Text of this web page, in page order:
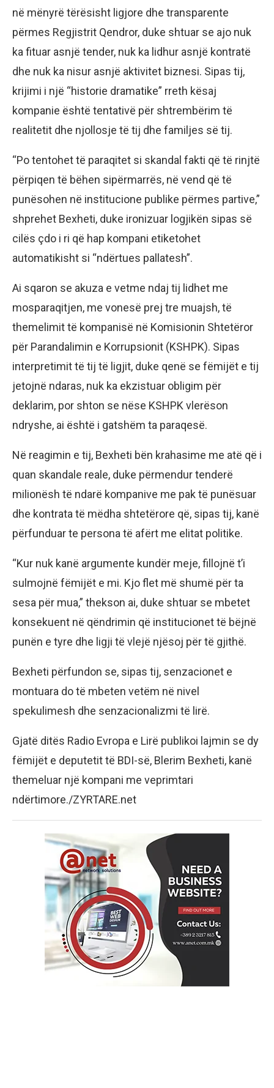
në mënyrë tërësisht ligjore dhe transparente
përmes Regjistrit Qendror, duke shtuar se ajo nuk
ka fituar asnjë tender, nuk ka lidhur asnjë kontratë
dhe nuk ka nisur asnjë aktivitet biznesi. Sipas tij,
krijimi i një “historie dramatike” rreth kësaj
kompanie është tentativë për shtrembërim të
realitetit dhe njollosje të tij dhe familjes së tij.
“Po tentohet të paraqitet si skandal fakti që të rinjtë
përpiqen të bëhen sipërmarrës, në vend që të
punësohen në institucione publike përmes partive,”
shprehet Bexheti, duke ironizuar logjikën sipas së
cilës çdo i ri që hap kompani etiketohet
automatikisht si “ndërtues pallatesh”.
Ai sqaron se akuza e vetme ndaj tij lidhet me
mosparaqitjen, me vonesë prej tre muajsh, të
themelimit të kompanisë në Komisionin Shtetëror
për Parandalimin e Korrupsionit (KSHPK). Sipas
interpretimit të tij të ligjit, duke qenë se fëmijët e tij
jetojnë ndaras, nuk ka ekzistuar obligim për
deklarim, por shton se nëse KSHPK vlerëson
ndryshe, ai është i gatshëm ta paraqesë.
Në reagimin e tij, Bexheti bën krahasime me atë që i
quan skandale reale, duke përmendur tenderë
milionësh të ndarë kompanive me pak të punësuar
dhe kontrata të mëdha shtetërore që, sipas tij, kanë
përfunduar te persona të afërt me elitat politike.
“Kur nuk kanë argumente kundër meje, fillojnë t’i
sulmojnë fëmijët e mi. Kjo flet më shumë për ta
sesa për mua,” thekson ai, duke shtuar se mbetet
konsekuent në qëndrimin që institucionet të bëjnë
punën e tyre dhe ligji të vlejë njësoj për të gjithë.
Bexheti përfundon se, sipas tij, senzacionet e
montuara do të mbeten vetëm në nivel
spekulimesh dhe senzacionalizmi të lirë.
Gjatë ditës Radio Evropa e Lirë publikoi lajmin se dy
fëmijët e deputetit të BDI-së, Blerim Bexheti, kanë
themeluar një kompani me veprimtari
ndërtimore./ZYRTARE.net